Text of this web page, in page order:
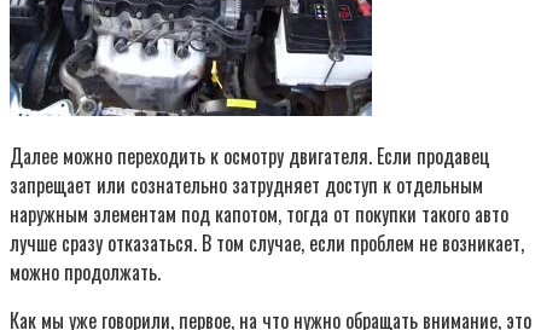
Далее можно переходить к осмотру двигателя. Если продавец
запрещает или сознательно затрудняет доступ к отдельным
наружным элементам под капотом, тогда от покупки такого авто
лучше сразу отказаться. В том случае, если проблем не возникает,
можно продолжать.
Как мы уже говорили, первое, на что нужно обращать внимание, это